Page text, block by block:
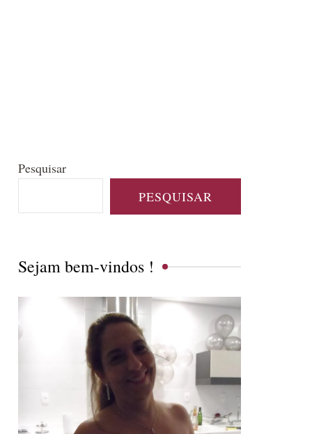
Pesquisar
PESQUISAR
Sejam bem-vindos !